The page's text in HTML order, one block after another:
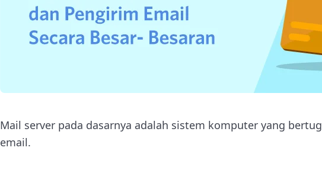
Mail server pada dasarnya adalah sistem komputer yang
email.